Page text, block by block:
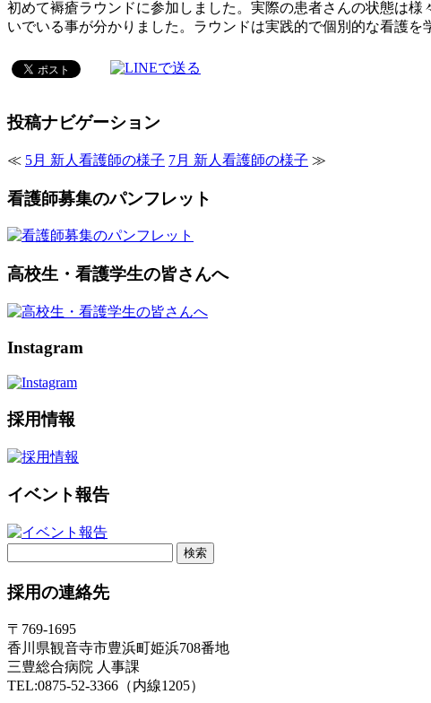
初めて褥瘡ラウンドに参加しました。実際の患者さんの状態は
いでいる事が分かりました。ラウンドは実践的で個別的な看
投稿ナビゲーション
≪ 5月 新人看護師の様子 7月 新人看護師の様子 ≫
看護師募集のパンフレット
高校生・看護学生の皆さんへ
Instagram
採用情報
イベント報告
採用の連絡先
〒769-1695
香川県観音寺市豊浜町姫浜708番地
三豊総合病院 人事課
TEL:0875-52-3366（内線1205）